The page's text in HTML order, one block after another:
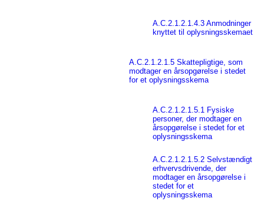
A.C.2.1.2.1.4.3 Anmodninger
knyttet til oplysningsskemaet
A.C.2.1.2.1.5 Skattepligtige, som
modtager en årsopgørelse i stedet
for et oplysningsskema
A.C.2.1.2.1.5.1 Fysiske
personer, der modtager en
årsopgørelse i stedet for et
oplysningsskema
A.C.2.1.2.1.5.2 Selvstændigt
erhvervsdrivende, der
modtager en årsopgørelse i
stedet for et
oplysningsskema